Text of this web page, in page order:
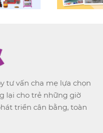
tư vấn cha mẹ lựa chọn
lại cho trẻ những giờ
triển cân bằng, toàn